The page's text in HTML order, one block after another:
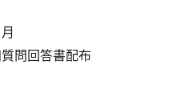
問回答書配布